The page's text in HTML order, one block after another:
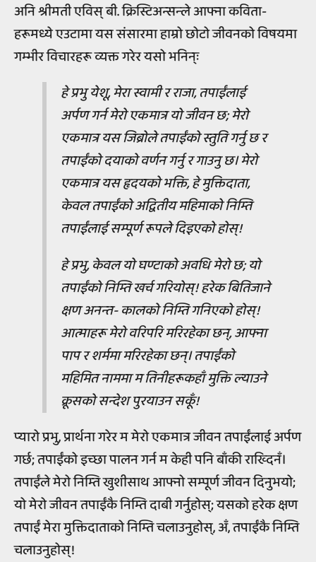
अनि श्रीमती एविस् बी. क्रिस्टिअन्सन्ले आफ्ना कविता-
हरूमध्ये एउटामा यस संसारमा हाम्रो छोटो जीवनको विषयमा
गम्भीर विचारहरू व्यक्त गरेर यसो भनिन्ः
हे प्रभु येशू, मेरा स्वामी र राजा, तपाईंलाई
अर्पण गर्न मेरो एकमात्र यो जीवन छ; मेरो
एकमात्र यस जिब्रोले तपाईंको स्तुति गर्नु छ र
तपाईंको दयाको वर्णन गर्नु र गाउनु छ। मेरो
एकमात्र यस हृदयको भक्ति, हे मुक्तिदाता,
केवल तपाईंको अद्वितीय महिमाको निम्ति
तपाईंलाई सम्पूर्ण रूपले दिइएको होस्!
हे प्रभु, केवल यो घण्टाको अवधि मेरो छ; यो
तपाईंको निम्ति खर्च गरियोस्! हरेक बितिजाने
क्षण अनन्त- कालको निम्ति गनिएको होस्!
आत्माहरू मेरो वरिपरि मरिरहेका छन्, आफ्ना
पाप र शर्ममा मरिरहेका छन्। तपाईंको
महिमित नाममा म तिनीहरूकहाँ मुक्ति ल्याउने
क्रूसको सन्देश पुरयाउन सकूँ!
प्यारो प्रभु, प्रार्थना गरेर म मेरो एकमात्र जीवन तपाईंलाई अर्पण
गर्छ; तपाईंको इच्छा पालन गर्न म केही पनि बाँकी राख्दिनँ।
तपाईंले मेरो निम्ति खुशीसाथ आफ्नो सम्पूर्ण जीवन दिनुभयो;
यो मेरो जीवन तपाईंकै निम्ति दाबी गर्नुहोस्; यसको हरेक क्षण
तपाईं मेरा मुक्तिदाताको निम्ति चलाउनुहोस्, अँ, तपाईंकै निम्ति
चलाउनुहोस्!